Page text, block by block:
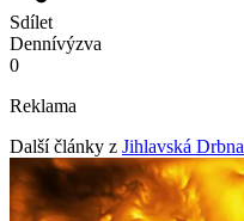
Sdílet
Dennívýzva
0
Reklama
Další články z Jihlavská Drbna